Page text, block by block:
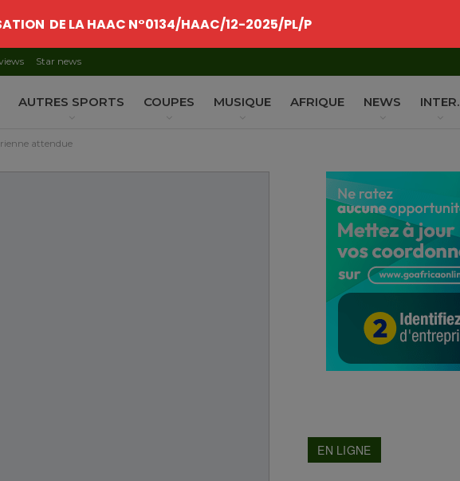
Star news
AUTRES SPORTS COUPES MUSIQUE AFRIQUE NEWS INTER.
attendue
EN LIGNE
DE LA HAAC N°0134/HAAC/12-2025/PL/P